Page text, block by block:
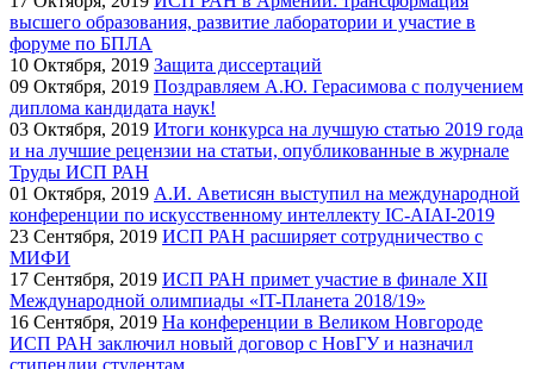
высшего образования, развитие лаборатории и участие в
форуме по БПЛА
10 Октября, 2019 Защита диссертаций
09 Октября, 2019 Поздравляем А.Ю. Герасимова с получением
диплома кандидата наук!
03 Октября, 2019 Итоги конкурса на лучшую статью 2019 года
и на лучшие рецензии на статьи, опубликованные в журнале
Труды ИСП РАН
01 Октября, 2019 А.И. Аветисян выступил на международной
конференции по искусственному интеллекту IC-AIAI-2019
23 Сентября, 2019 ИСП РАН расширяет сотрудничество с
МИФИ
17 Сентября, 2019 ИСП РАН примет участие в финале XII
Международной олимпиады «IT-Планета 2018/19»
16 Сентября, 2019 На конференции в Великом Новгороде
ИСП РАН заключил новый договор с НовГУ и назначил